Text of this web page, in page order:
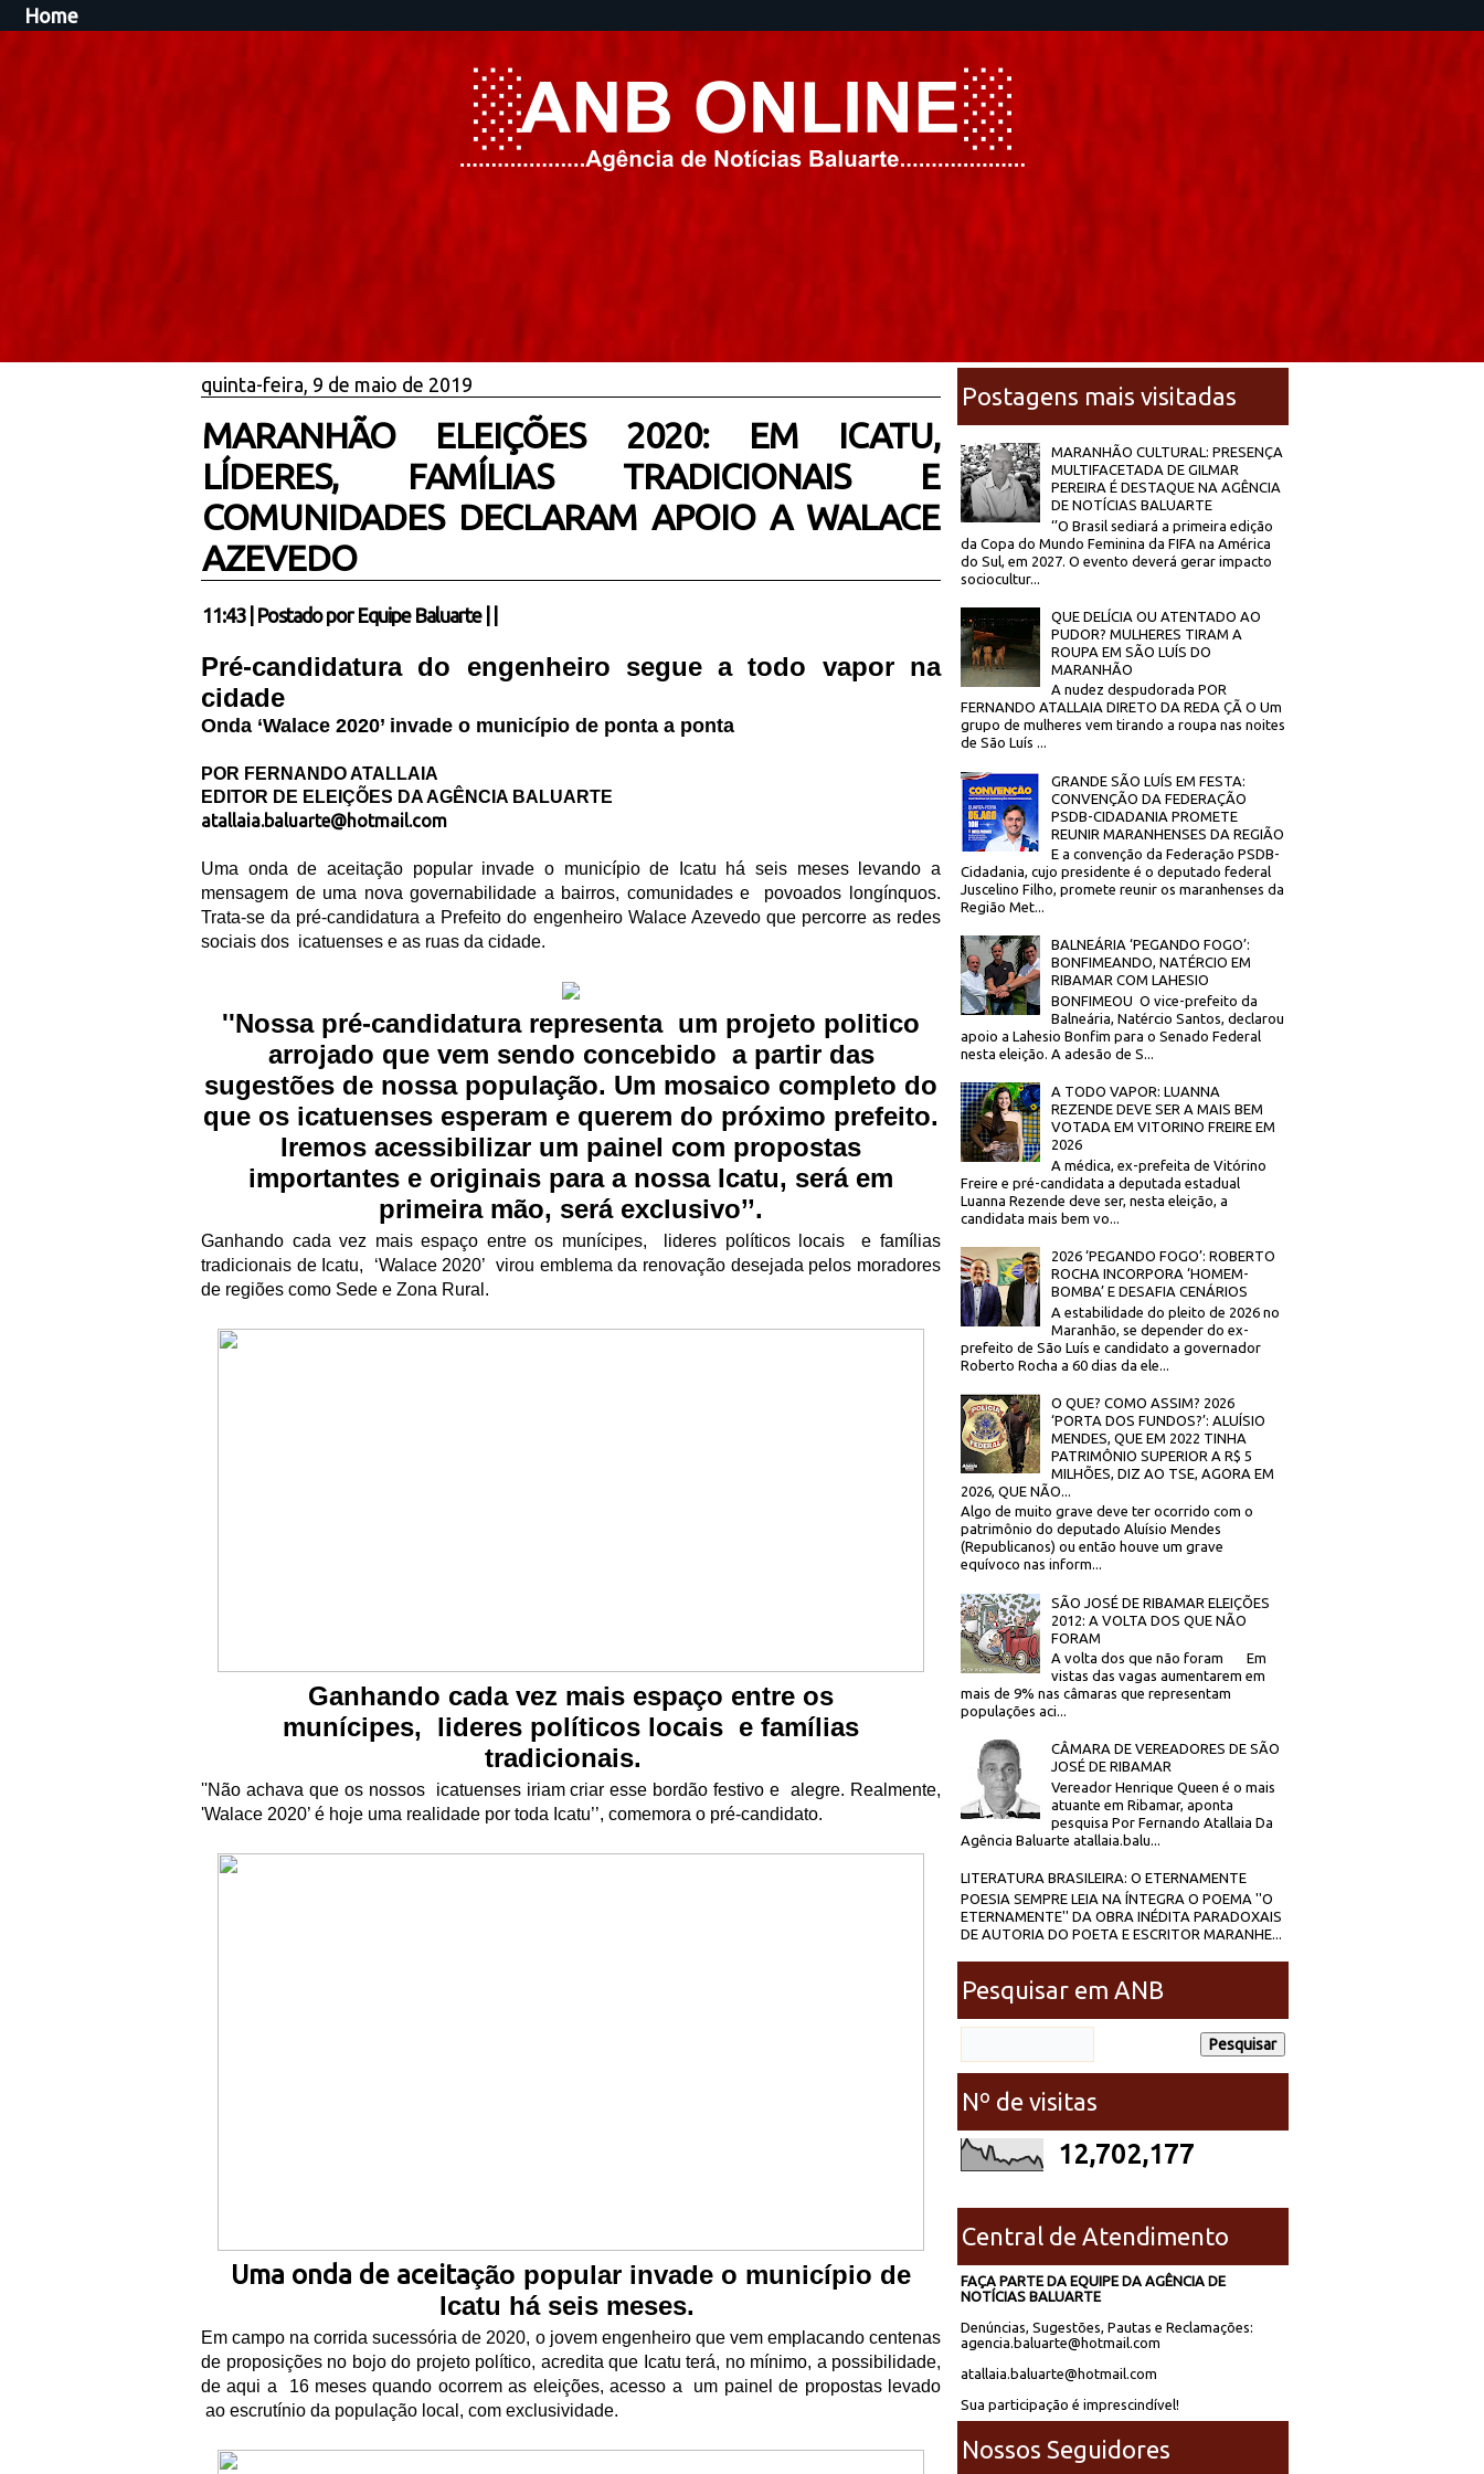
Home
quinta-feira, 9 de maio de 2019
MARANHÃO ELEIÇÕES 2020: EM ICATU,
LÍDERES, FAMÍLIAS TRADICIONAIS E
COMUNIDADES DECLARAM APOIO A WALACE
AZEVEDO
11:43| Postado por Equipe Baluarte
Pré-candidatura do engenheiro segue a todo vapor na
cidade
Onda ‘Walace 2020’ invade o município de ponta a ponta
POR FERNANDO ATALLAIA
EDITOR DE ELEI ÇÕES DA AGÊ NCIA BALUARTE
atallaia.baluarte@hotmail.com
Uma onda de aceitação popular invade o município de Icatu há seis meses levando a
mensagem de uma nova governabilidade a bairros, comunidades e
povoados longínquos.
Trata-se da pré-candidatura a Prefeito do engenheiro Walace Azevedo que percorre as redes
sociais dos icatuenses e as ruas da cidade.
''Nossa pré-candidatura representa um projeto politico
arrojado que vem sendo concebido a partir das
sugestões de nossa população. Um mosaico completo do
que os icatuenses esperam e querem do próximo prefeito.
Iremos acessibilizar um painel com propostas
importantes e originais para a nossa Icatu, seráem
primeira mão, seráexclusivo’’.
Ganhando cada vez mais espaço entre os munícipes, lideres pol íticos locais e famí lias
tradicionais de Icatu,
‘Walace 2020’ virou emblema da renovação desejada pelos moradores
de regiões como Sede e Zona Rural.
Ganhando cada vez mais espaço entre os
munícipes, lideres políticos locais e famílias
tradicionais.
''Não achava que os nossos icatuenses iriam criar esse bordão festivo e alegre. Realmente,
'Walace 2020’ é hoje uma realidade por toda Icatu’’, comemora o pré-candidato.
Uma onda de aceitação popular invade o município de
Icatu háseis meses.
Em campo na corrida sucessória de 2020, o jovem engenheiro que vem emplacando centenas
de proposições no bojo do projeto pol ítico, acredita que Icatu terá, no mínimo, a possibilidade,
de aqui a
16 meses quando ocorrem as eleições, acesso a
um painel de propostas levado
ao escrutínio da população local, com exclusividade.
Postagens mais visitadas
MARANHÃO CULTURAL: PRESENÇA
MULTIFACETADA DE GILMAR
PEREIRA É DESTAQUE NA AGÊNCIA
DE NOTÍCIAS BALUARTE
‘’O Brasil sediará a primeira edição
da Copa do Mundo Feminina da FIFA na América
do Sul, em 2027. O evento deverá gerar impacto
sociocultur...
QUE DELÍCIA OU ATENTADO AO
PUDOR? MULHERES TIRAM A
ROUPA EM SÃO LUÍS DO
MARANHÃO
A nudez despudorada POR
FERNANDO ATALLAIA DIRETO DA REDA ÇÃ O Um
grupo de mulheres vem tirando a roupa nas noites
de São Luís ...
GRANDE SÃO LUÍS EM FESTA:
CONVENÇÃO DA FEDERAÇÃO
PSDB-CIDADANIA PROMETE
REUNIR MARANHENSES DA REGIÃO
E a convenção da Federação PSDB-
Cidadania, cujo presidente é o deputado federal
Juscelino Filho, promete reunir os maranhenses da
Região Met...
BALNEÁRIA ‘PEGANDO FOGO’:
BONFIMEANDO, NATÉRCIO EM
RIBAMAR COM LAHESIO
BONFIMEOU O vice-prefeito da
Balneária, Natércio Santos, declarou
apoio a Lahesio Bonfim para o Senado Federal
nesta eleição. A adesão de S...
A TODO VAPOR: LUANNA
REZENDE DEVE SER A MAIS BEM
VOTADA EM VITORINO FREIRE EM
2026
A médica, ex-prefeita de Vitórino
Freire e pré-candidata a deputada estadual
Luanna Rezende deve ser, nesta eleição, a
candidata mais bem vo...
2026 ‘PEGANDO FOGO’: ROBERTO
ROCHA INCORPORA ‘HOMEM-
BOMBA’ E DESAFIA CENÁRIOS
A estabilidade do pleito de 2026 no
Maranhão, se depender do ex-
prefeito de São Luís e candidato a governador
Roberto Rocha a 60 dias da ele...
O QUE? COMO ASSIM? 2026
‘PORTA DOS FUNDOS?’: ALUÍSIO
MENDES, QUE EM 2022 TINHA
PATRIMÔNIO SUPERIOR A R$ 5
MILHÕES, DIZ AO TSE, AGORA EM
2026, QUE NÃO...
Algo de muito grave deve ter ocorrido com o
patrimônio do deputado Aluísio Mendes
(Republicanos) ou então houve um grave
equívoco nas inform...
SÃO JOSÉ DE RIBAMAR ELEIÇÕES
2012: A VOLTA DOS QUE NÃO
FORAM
A volta dos que não foram Em
vistas das vagas aumentarem em
mais de 9% nas câmaras que representam
populações aci...
CÂMARA DE VEREADORES DE SÃO
JOSÉ DE RIBAMAR
Vereador Henrique Queen é o mais
atuante em Ribamar, aponta
pesquisa Por Fernando Atallaia Da
Agência Baluarte atallaia.balu...
LITERATURA BRASILEIRA: O ETERNAMENTE
POESIA SEMPRE LEIA NA ÍNTEGRA O POEMA ''O
ETERNAMENTE'' DA OBRA INÉDITA PARADOXAIS
DE AUTORIA DO POETA E ESCRITOR MARANHE...
Pesquisar em ANB
Nº de visitas
12,702,177
Central de Atendimento
FAÇA PARTE DA EQUIPE DA AGÊNCIA DE
NOTÍCIAS BALUARTE
Denúncias, Sugestões, Pautas e Reclamações:
agencia.baluarte@hotmail.com
atallaia.baluarte@hotmail.com
Sua participação é imprescindível!
Nossos Seguidores